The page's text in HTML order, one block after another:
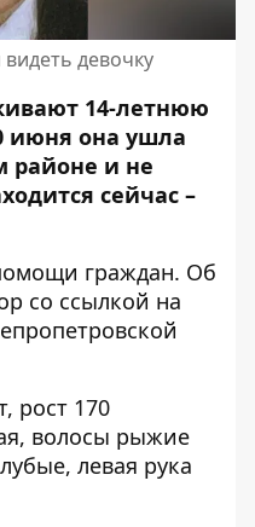
девочку
14-летнюю
июня она ушла
районе и не
сейчас –
граждан. Об
со ссылкой на
рост 170
волосы рыжие
левая рука